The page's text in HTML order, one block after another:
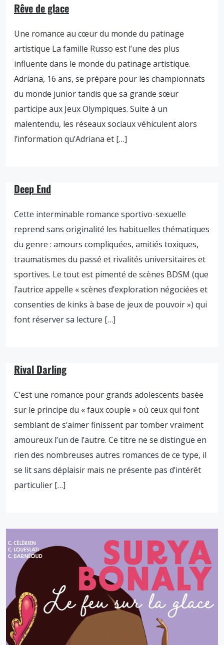
Rêve de glace
Une romance au cœur du monde du patinage
artistique La famille Russo est l’une des plus
influente dans le monde du patinage artistique.
Adriana, 16 ans, se prépare pour les championnats
du monde junior tandis que sa grande sœur
participe aux Jeux Olympiques. Suite à un
malentendu, les réseaux sociaux véhiculent alors
l’information qu’Adriana et […]
Deep End
Cette interminable romance sportivo-sexuelle
reprend sans originalité les habituelles thématiques
du genre : amours compliquées, amitiés toxiques,
traumatismes du passé et rivalités universitaires et
sportives. Le tout est pimenté de scènes BDSM (que
l’autrice appelle « scènes d’exploration négociées et
consenties de kinks à base de jeux de pouvoir ») qui
font réserver sa lecture […]
Rival Darling
C’est une romance pour grands adolescents basée
sur le principe du « faux couple » où ceux qui font
semblant de s’aimer finissent par tomber vraiment
amoureux l’un de l’autre. Ce titre ne se distingue en
rien des nombreuses autres romances de ce type, il
se lit sans déplaisir mais ne présente pas d’intérêt
particulier […]